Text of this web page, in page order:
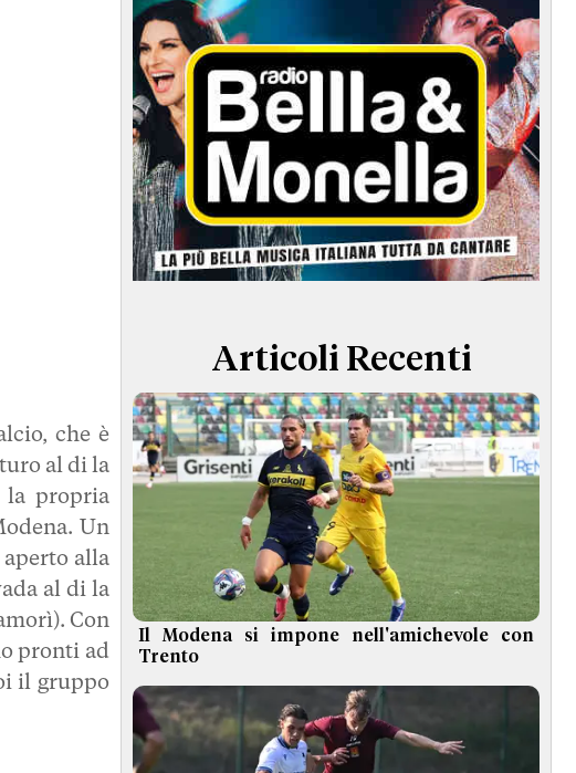
che è
al di la
la propria
Un
alla
al di la
Con
pronti ad
il gruppo
Articoli Recenti
Il Modena si impone nell'amichevole con
Trento